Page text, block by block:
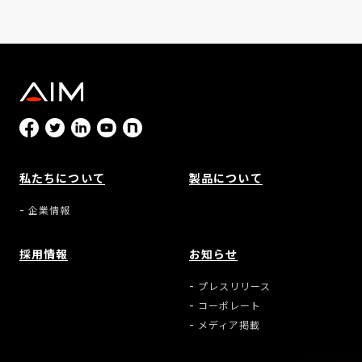
私たちについて
企業情報
製品について
採用情報 お知らせ
プレスリリース
コーポレート
メディア掲載